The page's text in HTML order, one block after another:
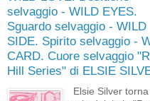
selvaggio - WILD EYES.
Sguardo selvaggio - WILD
SIDE. Spirito selvaggio -
CARD. Cuore selvaggio
Hill Series" di ELSIE
Elsie Silver